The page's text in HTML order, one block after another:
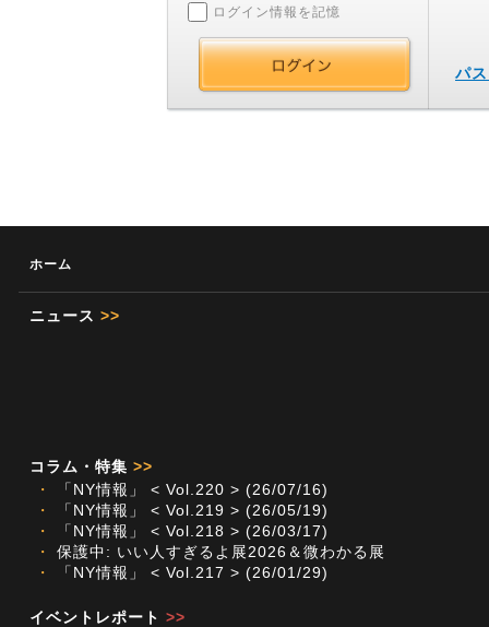
ログイン情報を記憶
パ
ホーム
ニュース >>
コラム・特集 >>
・
「NY情報」 < Vol.220 > (26/07/16)
・
「NY情報」 < Vol.219 > (26/05/19)
・
「NY情報」 < Vol.218 > (26/03/17)
・
保護中: いい人すぎるよ展2026＆微わかる展
・
「NY情報」 < Vol.217 > (26/01/29)
イベントレポート >>